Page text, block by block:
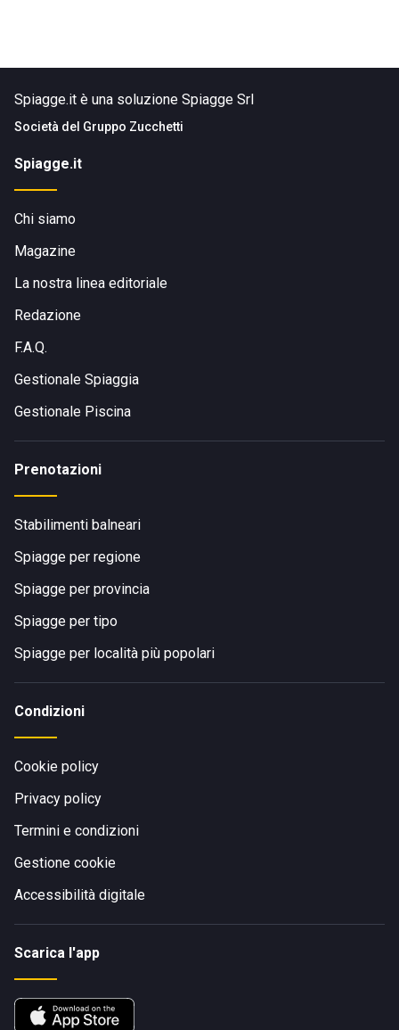
Spiagge.it è una soluzione Spiagge Srl
Società del Gruppo Zucchetti
Spiagge.it
Chi siamo
Magazine
La nostra linea editoriale
Redazione
F.A.Q.
Gestionale Spiaggia
Gestionale Piscina
Prenotazioni
Stabilimenti balneari
Spiagge per regione
Spiagge per provincia
Spiagge per tipo
Spiagge per località più popolari
Condizioni
Cookie policy
Privacy policy
Termini e condizioni
Gestione cookie
Accessibilità digitale
Scarica l'app